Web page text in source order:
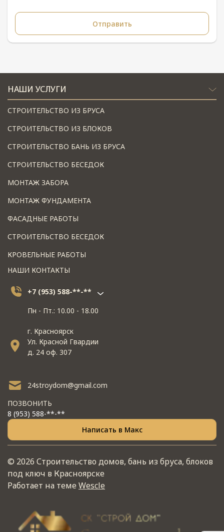
НАШИ УСЛУГИ
СТРОИТЕЛЬСТВО ИЗ БРУСА
СТРОИТЕЛЬСТВО ИЗ БЛОКОВ
СТРОИТЕЛЬСТВО БАНЬ ИЗ БРУСА
СТРОИТЕЛЬСТВО БЕСЕДОК
МОНТАЖ ЗАБОРА
МОНТАЖ ФУНДАМЕНТА
ФАСАДНЫЕ РАБОТЫ
СТРОИТЕЛЬСТВО БЕСЕДОК
КРОВЕЛЬНЫЕ РАБОТЫ
НАШИ КОНТАКТЫ
+7 (953) 588-**-**
Пн - Пт.: 10.00 - 18.00
г. Красноярск
Ул. Красной Гвардии
д. 24 оф. 307
24stroydom@gmail.com
ПОЗВОНИТЬ
8 (953) 588-**-**
Написать в Макс
© 2026 Строительство домов, бань из бруса, блоков
под ключ в Красноярске
Работает на темеWescle